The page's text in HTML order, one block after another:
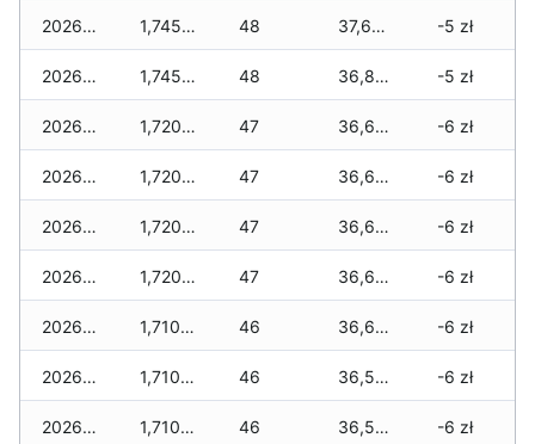
2026-03-13 1,745 zł 48 37,670 zł -5 zł
2026-03-12 1,745 zł 48 36,875 zł -5 zł
2026-03-11 1,720 zł 47 36,655 zł -6 zł
2026-03-10 1,720 zł 47 36,655 zł -6 zł
2026-03-09 1,720 zł 47 36,635 zł -6 zł
2026-03-08 1,720 zł 47 36,635 zł -6 zł
2026-03-07 1,710 zł 46 36,625 zł -6 zł
2026-03-06 1,710 zł 46 36,590 zł -6 zł
2026-03-05 1,710 zł 46 36,590 zł -6 zł